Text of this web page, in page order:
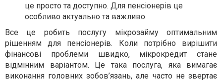
це просто та доступно. Для пенсіонерів це
особливо актуально та важливо.
Все це робить послугу мікрозайму оптимальним
рішенням для пенсіонерів. Коли потрібно вирішити
фінансові проблеми швидко, мікрокредит стане
відмінним варіантом. Це така послуга, яка вимагає
виконання головних зобов’язань, але часто не звертає